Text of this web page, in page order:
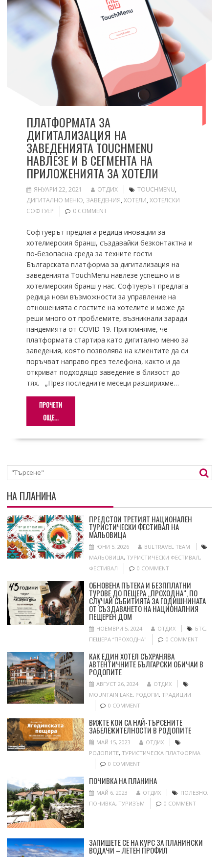
ПЛАТФОРМАТА ЗА
ДИГИТАЛИЗАЦИЯ НА
ЗАВЕДЕНИЯТА TOUCHMENU
НАВЛЕЗЕ И В СЕГМЕНТА НА
ПРИЛОЖЕНИЯТА ЗА ХОТЕЛИ
ЯНУАРИ 22, 2021 ОТДИХ TOUCHMENU,
ДИГИТАЛНО МЕНЮ, ЗАВЕДЕНИЯ, ХОТЕЛИ, ХОТЕЛСКИ
СОФТУЕР
0 COMMENT
Софтуерът предлага редица иновации за
хотелиерския бранш, създавайки безконтактна и
по-безопасна среда за техните гости
Българската платформа за дигитализация на
заведенията TouchMenu навлезе успешно и в
хотелиерския бранш у нас. Софтуерът предлага
редица нови възможности за управление на
отношенията с гостите на хотелите и може да
реши много от проблемите, възникнали заради
пандемията от COVID-19. Припомняме, че
платформата стартира като дигитално меню за
заведения, която позволява на клиентите да си
поръчват направо през телефона, както и да
откриват подходящо заведение в близост до
тях. „През последните месеци разширихме…
ПРОЧЕТИ
ОЩЕ...
НА ПЛАНИНА
ПРЕДСТОИ ТРЕТИЯТ НАЦИОНАЛЕН
ТУРИСТИЧЕСКИ ФЕСТИВАЛ НА
МАЛЬОВИЦА
ЮНИ 5, 2026
BULTRAVEL TEAM
МАЛЬОВИЦА, ТУРИСТИЧЕСКИ ФЕСТИВАЛ,
ФЕСТИВАЛ
0 COMMENT
ОБНОВЕНА ПЪТЕКА И БЕЗППЛАТНИ
ТУРОВЕ ДО ПЕЩЕРА „ПРОХОДНА“, ПО
СЛУЧАЙ СЪБИТИЯТА ЗА ГОДИШНИНАТА
ОТ СЪЗДАВАНЕТО НА НАЦИОНАЛНИЯ
ПЕЩЕРЕН ДОМ
НОЕМВРИ 5, 2024 ОТДИХ БТС,
ПЕЩЕРА “ПРОХОДНА"
0 COMMENT
КАК ЕДИН ХОТЕЛ СЪХРАНЯВА
АВТЕНТИЧНИТЕ БЪЛГАРСКИ ОБИЧАИ В
РОДОПИТЕ
АВГУСТ 26, 2024
ОТДИХ
MOUNTAIN LAKE, РОДОПИ, ТРАДИЦИИ
0 COMMENT
ВИЖТЕ КОИ СА НАЙ-ТЪРСЕНИТЕ
ЗАБЕЛЕЖИТЕЛНОСТИ В РОДОПИТЕ
МАЙ 15, 2023
ОТДИХ
РОДОПИТЕ, ТУРИСТИЧЕСКА ПЛАТФОРМА
0 COMMENT
ПОЧИВКА НА ПЛАНИНА
МАЙ 6, 2023 ОТДИХ ПОЛЕЗНО,
ПОЧИВКА, ТУРИЗЪМ 0 COMMENT
ЗАПИШЕТЕ СЕ НА КУРС ЗА ПЛАНИНСКИ
ВОДАЧИ – ЛЕТЕН ПРОФИЛ